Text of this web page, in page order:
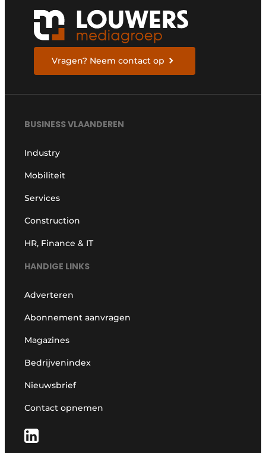
Vragen? Neem contact op
BUSINESS VLAANDEREN
Industry
Mobiliteit
Services
Construction
HR, Finance & IT
HANDIGE LINKS
Adverteren
Abonnement aanvragen
Magazines
Bedrijvenindex
Nieuwsbrief
Contact opnemen